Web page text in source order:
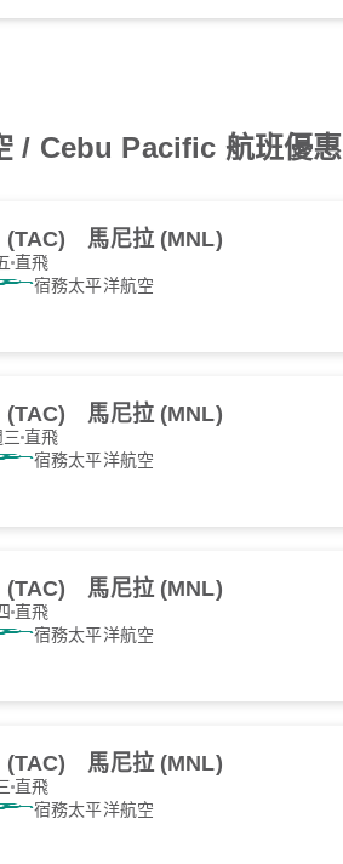
/ Cebu Pacific 航班優惠
(TAC) 馬尼拉 (MNL)
直飛
宿務太平洋航空
(TAC) 馬尼拉 (MNL)
三 直飛
宿務太平洋航空
(TAC) 馬尼拉 (MNL)
直飛
宿務太平洋航空
(TAC) 馬尼拉 (MNL)
直飛
宿務太平洋航空